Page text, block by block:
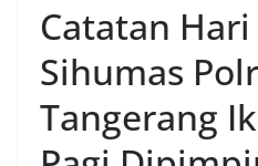
Catatan
Sihumas
Tangerang